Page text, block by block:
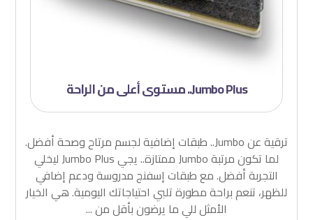
Jumbo Plus.. مستوى أعلى من الراحة
ترقية عن Jumbo.. طبقات إضافية لجسم مرتاح وصحة أفضل.
لما تكون مرتبة Jumbo ممتازة.. يجي Jumbo Plus ليخلي
التجربة أفضل. مع طبقات إسفنج مدروسة ودعم إضافي
للظهر، تنعم براحة مطورة تلبي احتياجاتك اليومية. هي الخيار
الأمثل للي ما يرضون بأقل من ...